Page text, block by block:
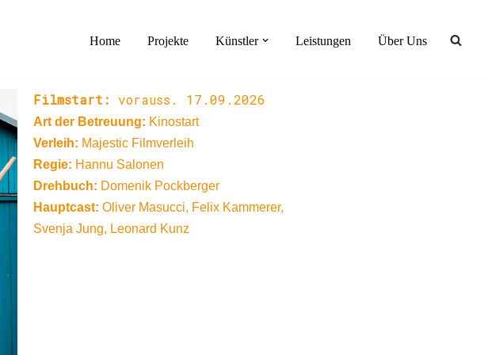
Home Projekte Künstler Leistungen Über Uns
Filmstart: vorauss. 17.09.2026
Art der Betreuung: Kinostart
Verleih: Majestic Filmverleih
Regie: Hannu Salonen
Drehbuch: Domenik Pockberger
Hauptcast: Oliver Masucci, Felix Kammerer,
Svenja Jung, Leonard Kunz